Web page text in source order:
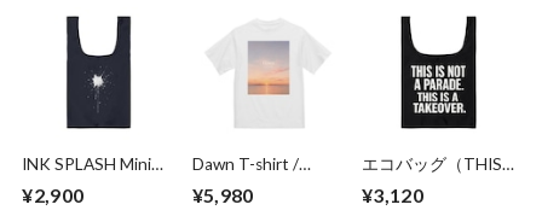
INK SPLASH Mini
Eco Bag
¥2,900
Dawn T-shirt /
EXPACT
¥5,980
エコバッグ（THIS
IS NOT A PARADE.
THIS IS A
¥3,120